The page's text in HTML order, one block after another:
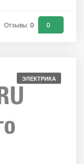
Отзывы: 0 0
ЭЛЕКТРИКА